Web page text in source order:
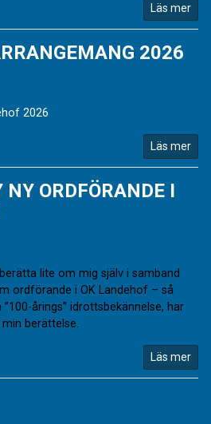
Läs mer
2026
2026
Läs mer
NY ORDFÖRANDE I
lite om mig själv i samband
ordförande i OK Landehof – så
årings” idrottsbekännelse, har
berättelse.
Läs mer